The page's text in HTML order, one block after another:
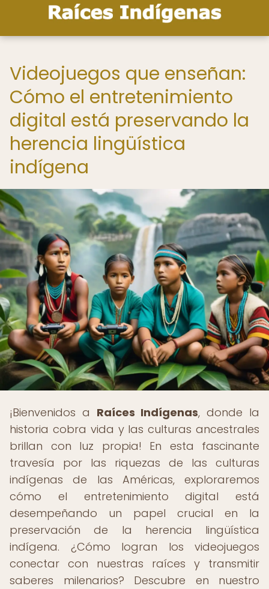
Videojuegos que enseñan:
Cómo el entretenimiento
digital está preservando la
herencia lingüística
indígena
¡Bienvenidos a Raíces Indígenas, donde la
historia cobra vida y las culturas ancestrales
brillan con luz propia! En esta fascinante
travesía por las riquezas de las culturas
indígenas de las Américas, exploraremos
cómo el entretenimiento digital está
desempeñando un papel crucial en la
preservación de la herencia lingüística
indígena. ¿Cómo logran los videojuegos
conectar con nuestras raíces y transmitir
saberes milenarios? Descubre en nuestro